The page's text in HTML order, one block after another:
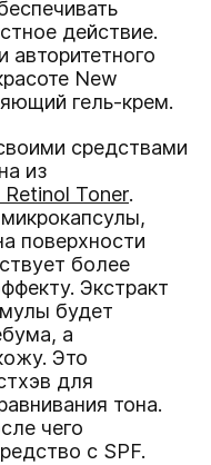
действие.
авторитетного
New
гель-крем.
средствами
из
Toner.
поверхности
более
Экстракт
будет
а
Это
для
тона.
чего
с SPF.